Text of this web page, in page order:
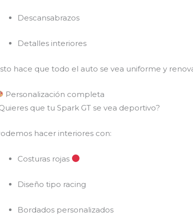
Descansabrazos
Detalles interiores
hace que todo el auto se vea uniforme y
Personalización completa
que tu Spark GT se vea deportivo?
hacer interiores con:
Costuras rojas
Diseño tipo racing
Bordados personalizados